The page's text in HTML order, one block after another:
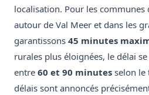
localisation. Pour les communes
autour de Val Meer et dans les
garantissons 45 minutes
rurales plus éloignées, le délai
entre 60 et 90 minutes selon le
délais sont annoncés